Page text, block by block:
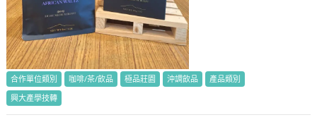
合作單位類別 咖啡/茶/飲品 極品莊園 沖調飲品
產品類別
興大產學技轉